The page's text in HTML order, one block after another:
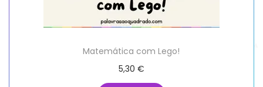
Matemática com Lego!
5,30 €